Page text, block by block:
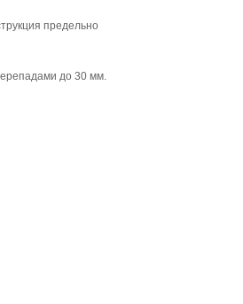
предельно
до 30 мм.